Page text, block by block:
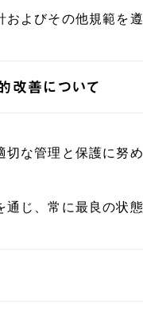
よびその他規範を遵
改善について
な管理と保護に努
じ、常に最良の状